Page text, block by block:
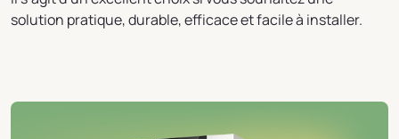
solution pratique, durable, efficace et facile à installer.